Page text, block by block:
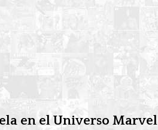
en el Universo Marvel